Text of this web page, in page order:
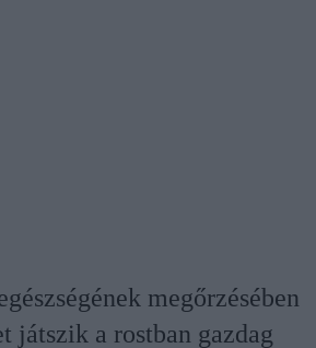
megőrzésében
játszik a rostban gazdag